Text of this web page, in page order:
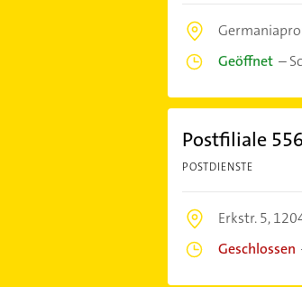
Geöffnet–
Postfiliale
POSTDIENSTE
Erkstr. 5,
Geschlossen